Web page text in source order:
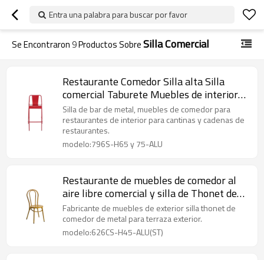
Entra una palabra para buscar por favor
Se Encontraron9Productos SobreSilla Comercial
Restaurante Comedor Silla alta Silla
comercial Taburete Muebles de interior
de metal
Silla de bar de metal, muebles de comedor para
restaurantes de interior para cantinas y cadenas de
restaurantes.
modelo:796S-H65 y 75-ALU
Restaurante de muebles de comedor al
aire libre comercial y silla de Thonet de
metal para cafetería
Fabricante de muebles de exterior silla thonet de
comedor de metal para terraza exterior.
modelo:626CS-H45-ALU(ST)